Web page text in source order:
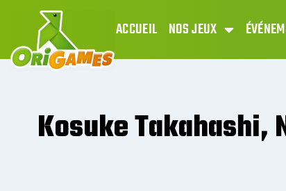
ACCUEIL NOS JEUX
Kosuke Takahashi,